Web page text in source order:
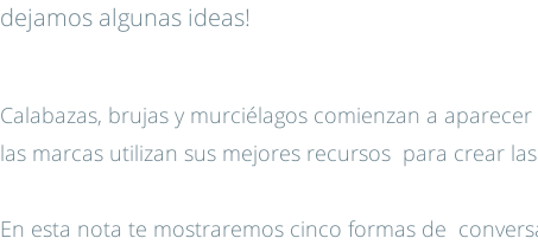
dejamos algunas ideas!
Calabazas, brujas y murciélagos comienzan a
las marcas utilizan sus mejores recursos para crear
En esta nota te mostraremos cinco formas de